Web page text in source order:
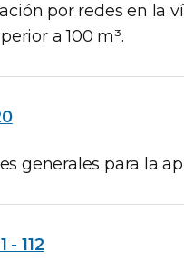
por redes en la
a 100 m³.
generales para la
- 112